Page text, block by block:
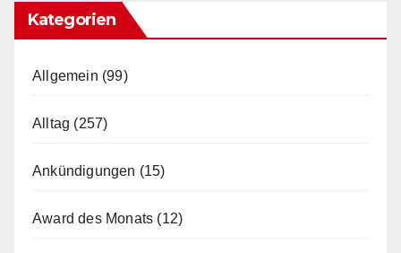
Kategorien
Allgemein (99)
Alltag (257)
Ankündigungen (15)
Award des Monats (12)